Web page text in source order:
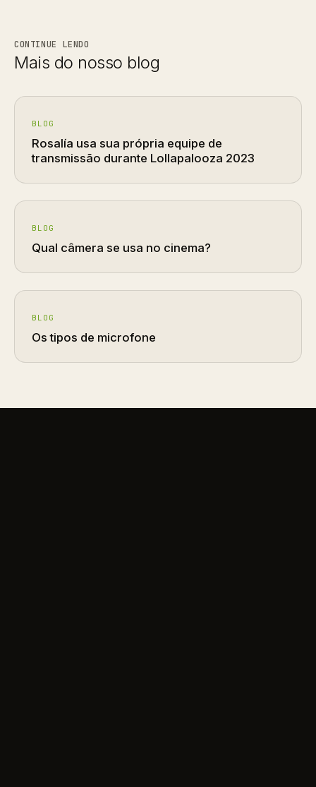
CONTINUE LENDO
Mais do nosso blog
BLOG
Rosalía usa sua própria equipe de
transmissão durante Lollapalooza 2023
BLOG
Qual câmera se usa no cinema?
BLOG
Os tipos de microfone